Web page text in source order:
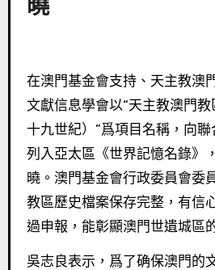
在澳門基金會支持、天主教澳門教區配合下，澳門
文獻信息學會以“天主教澳門
十九世紀）”爲項目名稱，向
列入亞太區《世界記憶名錄》
曉。澳門基金會行政委員會委
教區歷史檔案保存完整，有信
過申報，能彰顯澳門世遺城區
吳志良表示，爲了确保澳門的